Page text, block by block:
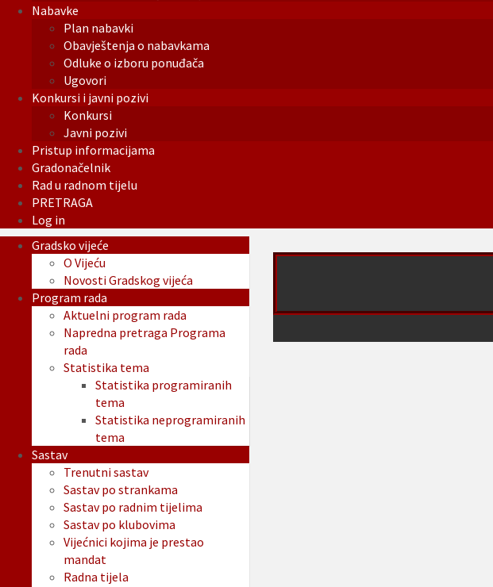
Nabavke
Plan nabavki
Obavještenja o nabavkama
Odluke o izboru ponuđača
Ugovori
Konkursi i javni pozivi
Konkursi
Javni pozivi
Pristup informacijama
Gradonačelnik
Rad u radnom tijelu
PRETRAGA
Log in
Gradsko vijeće
O Vijeću
Novosti Gradskog vijeća
Program rada
Aktuelni program rada
Napredna pretraga Programa
rada
Statistika tema
Statistika programiranih
tema
Statistika neprogramiranih
tema
Sastav
Trenutni sastav
Sastav po strankama
Sastav po radnim tijelima
Sastav po klubovima
Vijećnici kojima je prestao
mandat
Radna tijela